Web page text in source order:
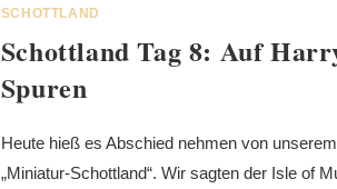
SCHOTTLAND
Schottland Tag 8: Auf
Spuren
Heute hieß es Abschied nehmen von
„Miniatur-Schottland“. Wir sagten der Isle of